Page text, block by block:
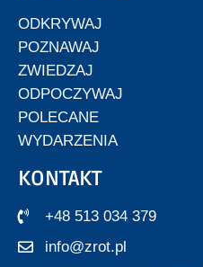
ODKRYWAJ
POZNAWAJ
ZWIEDZAJ
ODPOCZYWAJ
POLECANE
WYDARZENIA
KONTAKT
+48 513 034 379
info@zrot.pl